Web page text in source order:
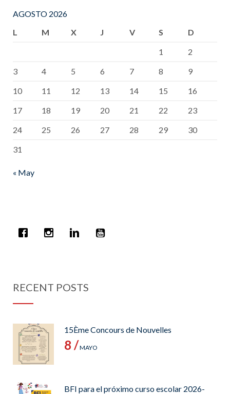
AGOSTO 2026
L
M X J V S
D
1
2
3
4 5 6 7 8
9
10
11 12 13 14 15
16
17
18 19 20 21 22
23
24
25 26 27 28 29
30
31
« May
RECENT POSTS
15Ème Concours de Nouvelles
8 /MAYO
BFI para el próximo curso escolar 2026-